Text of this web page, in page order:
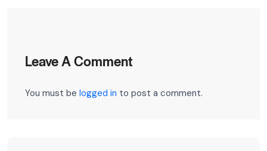
Leave A Comment
You must be logged in to post a comment.